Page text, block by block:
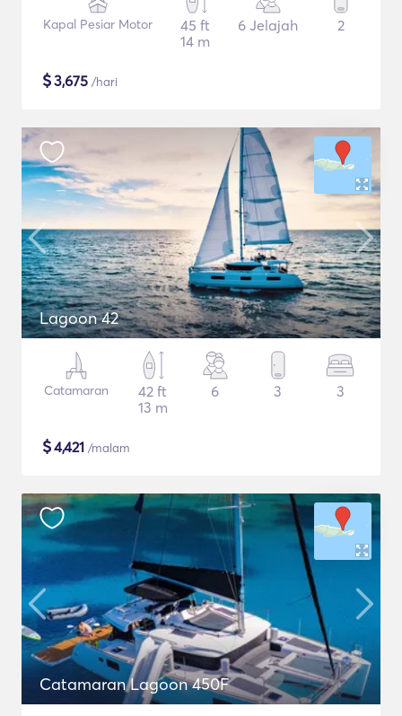
Kapal Pesiar Motor
45 ft
14 m
6 Jelajah 2
$3,675 /hari
Lagoon 42
Catamaran
42 ft
13 m
6 3 3
$4,421 /malam
Catamaran Lagoon 450F